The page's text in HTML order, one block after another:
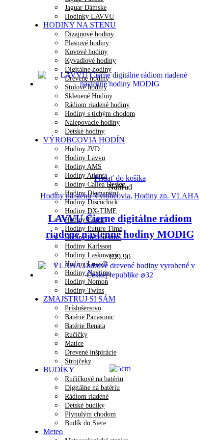
Jaguar Dámske
Hodinky LAVVU
HODINY NA STENU
Dizajnové hodiny
Plastové hodiny
Kovové hodiny
Kyvadlové hodiny
Digitálne hodiny
Drevené hodiny
Stolové hodiny
Sklenené Hodiny
Rádiom riadené hodiny
Hodiny s tichým chodom
Nalepovacie hodiny
Detské hodiny
VÝROBCOVIA HODÍN
Hodiny JVD
Hodiny Lavvu
Hodiny AMS
Hodiny Atlanta
Hodiny Callea Design
Hodiny Diamantini
Hodiny Discoclock
Hodiny DX-TIME
Hodiny Fisura
Hodiny Future Time
Hodiny Incantesimo
Hodiny Karlsson
Hodiny Laskowscy
Hodiny Lowell
Hodiny Nextime
Hodiny Nomon
Hodiny Twins
ZMAJSTRUJ SI SÁM
Príslušenstvo
Batérie Panasonic
Batérie Renata
Ručičky
Matice
Drevené inšpirácie
Strojčeky
BUDÍKY
Ručičkové na batériu
Digitálne na batériu
Rádiom riadené
Detské budíky
Plynulým chodom
Budík do Siete
Meteo
Pridať do košíka
Náhľad
Hodiny na stenu Výrobcovia, Hodiny zn. VLAHA
LAVVU Čierne digitálne rádiom
riadené nástenné hodiny MODIG
€99.90